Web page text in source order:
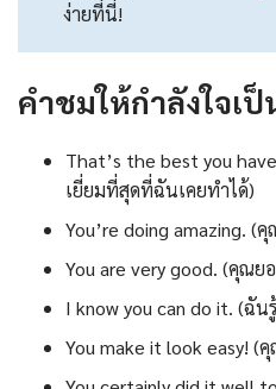
ง่ายที่นี่!
คำชมให้กำลังใจเ
That’s the best you
เยี่ยมที่สุดที่ฉันเคยทำได้)
You’re doing amazing. (
You are very good. (คุณย
I know you can do it. (ฉั
You make it look easy! (